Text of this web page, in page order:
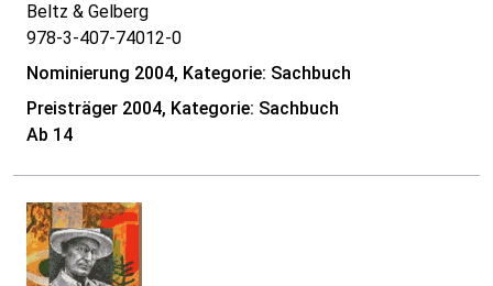
Beltz & Gelberg
978-3-407-74012-0
Nominierung 2004, Kategorie: Sachbuch
Preisträger 2004, Kategorie: Sachbuch
Ab 14